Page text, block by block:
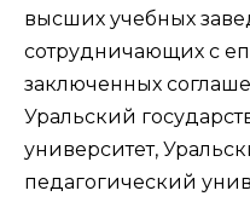
высших учебных
сотрудничающих с
заключенных
Уральский
университет,
педагогический